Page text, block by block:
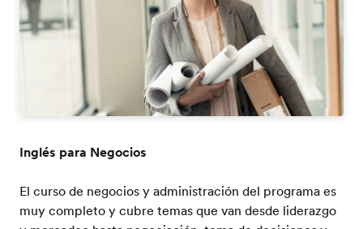
Inglés para Negocios
El curso de negocios y administración del programa es
muy completo y cubre temas que van desde liderazgo